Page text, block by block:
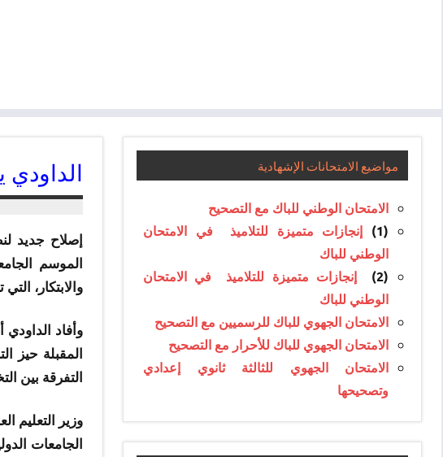
إصلاح جديد
الموسم
والابتكار،
وأفاد
المقبلة حيز
التفرقة بين
وزير التعليم
مواضيع الامتحانات الإشهادية
الامتحان الوطني للباك مع التصحيح
(1)
إنجازات متميزة للتلاميذ في الامتحان
الوطني للباك
(2)
إنجازات متميزة للتلاميذ في الامتحان
الوطني للباك
الامتحان الجهوي للباك للرسميين مع التصحيح
الامتحان الجهوي للباك للأحرار مع التصحيح
الامتحان الجهوي للثالثة ثانوي إعدادي
وتصحيحها